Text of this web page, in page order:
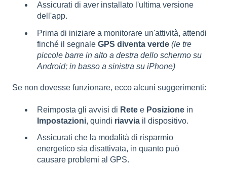
Assicurati di aver installato l'ultima versione
dell'app.
Prima di iniziare a monitorare un'attività, attendi
finché il segnale GPS diventa verde (le tre
piccole barre in alto a destra dello schermo su
Android; in basso a sinistra su iPhone)
Se non dovesse funzionare, ecco alcuni suggerimenti:
Reimposta gli avvisi di Rete e Posizione in
Impostazioni, quindi riavvia il dispositivo.
Assicurati che la modalità di risparmio
energetico sia disattivata, in quanto può
causare problemi al GPS.